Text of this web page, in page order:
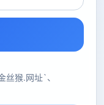
猴.网址`、